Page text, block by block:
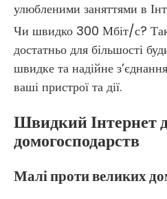
улюбленими заняттями в
Чи швидко 300 Мбіт/с?
достатньо для більшості
швидке та надійне
ваші пристрої та дії.
Швидкий Інтернет
домогосподарств
Малі проти великих